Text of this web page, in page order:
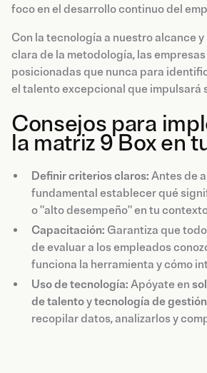
foco en el desarrollo continuo del
Con la tecnología a nuestro alcance
clara de la metodología, las
posicionadas que nunca para
el talento excepcional que impulsará
Consejos para
la matriz 9 Box en
Definir criterios claros: Antes de
fundamental establecer qué
o "alto desempeño" en tu
Capacitación: Garantiza que
de evaluar a los empleados
funciona la herramienta y cómo
Uso de tecnología: Apóyate en
de talentoytecnología de
recopilar datos, analizarlos y